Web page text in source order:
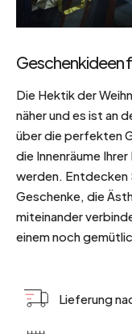
Geschenkideen
Die Hektik der
näher und es ist an
über die perfekten
die Innenräume
werden. Entdecken
Geschenke, die
miteinander
einem noch
Lieferung